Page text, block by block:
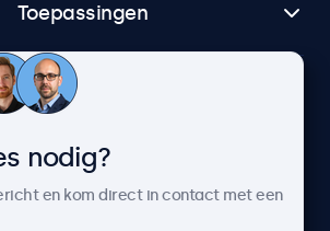
Toepassingen
Klantenservice
nodig?
en kom direct in contact met een